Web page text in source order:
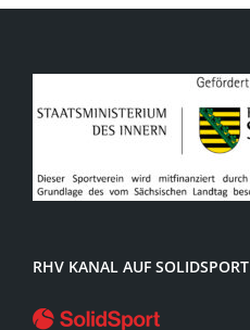
RHV KANAL AUF SOLIDSPORT